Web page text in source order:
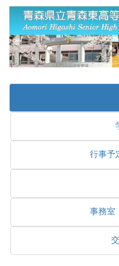
行事予
事務室